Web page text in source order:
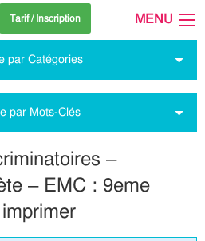
Tarif / Inscription MENU
par Catégories
par Mots-Clés
–
– EMC : 9eme